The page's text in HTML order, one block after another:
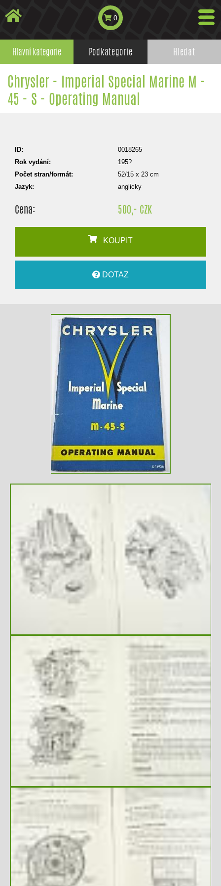
0
Hlavní kategorie Podkategorie Hledat
Chrysler - Imperial Special Marine M -
45 - S - Operating Manual
ID:
0018265
Rok vydání:
195?
Počet stran/formát:
52/15 x 23 cm
Jazyk:
anglicky
Cena: 500,- CZK
KOUPIT
DOTAZ